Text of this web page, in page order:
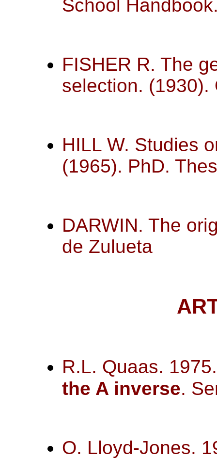
School
FISHER R. The
selection. (1930).
HILL W. Studies
(1965). PhD.
DARWIN. The
de Zulueta
R.L. Quaas.
the A inverse.
O. Lloyd-Jones.